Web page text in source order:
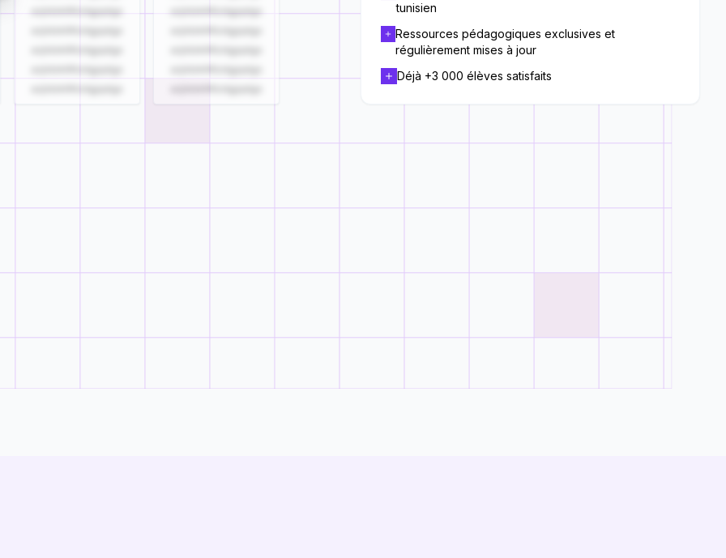
azjldzklllllzdgjqdgs
azjldzklllllzdgjqdgs
tunisien
Ressources pédagogiques exclusives et
régulièrement mises à jour
Déjà +3 000 élèves satisfaits